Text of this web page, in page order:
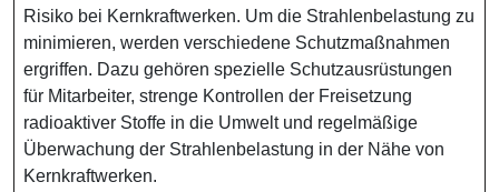
Risiko bei Kernkraftwerken. Um die Strahlenbelastung zu
minimieren, werden verschiedene Schutzmaßnahmen
ergriffen. Dazu gehören spezielle Schutzausrüstungen
für Mitarbeiter, strenge Kontrollen der Freisetzung
radioaktiver Stoffe in die Umwelt und regelmäßige
Überwachung der Strahlenbelastung in der Nähe von
Kernkraftwerken.